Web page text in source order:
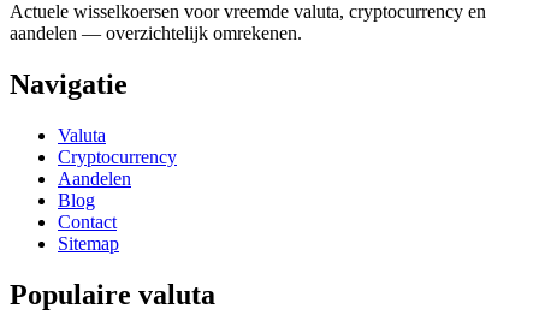
Actuele wisselkoersen voor vreemde valuta, cryptocurrency en
aandelen — overzichtelijk omrekenen.
Navigatie
Valuta
Cryptocurrency
Aandelen
Blog
Contact
Sitemap
Populaire valuta